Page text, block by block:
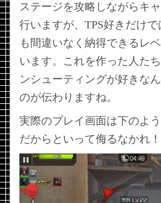
ステージを攻略しながらキ
行いますが、TPS好きだけで
も間違いなく納得できるレ
います。これを作った人た
ンシューティングが好きな
のが伝わりますね。
実際のプレイ画面は下のよ
だからといって侮るなかれ！